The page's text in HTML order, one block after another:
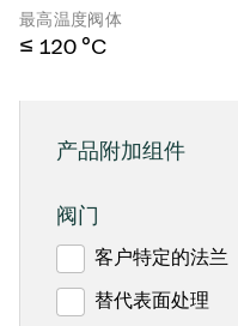
最高温度阀体
≤ 120 °C
产品附加组件
阀门
客户特定的法兰
替代表面处理